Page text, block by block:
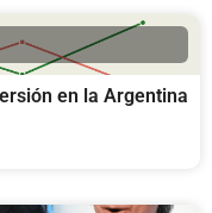
en la Argentina